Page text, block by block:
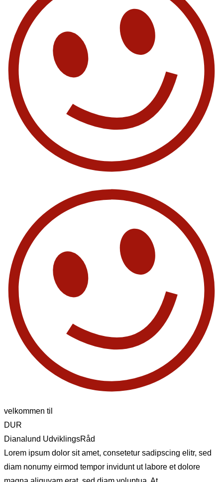
velkommen til
DUR
Dianalund UdviklingsRåd
Lorem ipsum dolor sit amet, consetetur sadipscing elitr, sed
diam nonumy eirmod tempor invidunt ut labore et dolore